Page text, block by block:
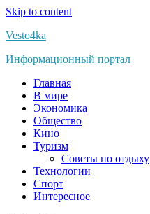
Skip to content
Vesto4ka
Информационный портал
Главная
В мире
Экономика
Общество
Кино
Туризм
Советы по отдыху
Технологии
Спорт
Интересное